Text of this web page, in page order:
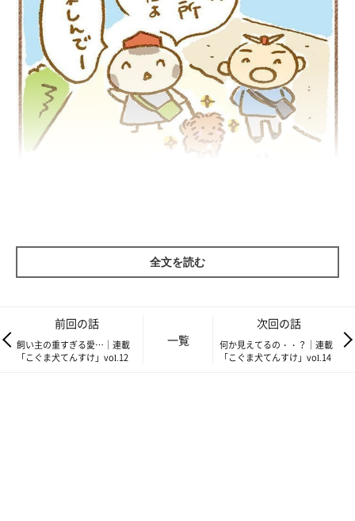
れは楽しんでくれる予感…！と期待して、堤防の下に降りてみま
した。
下は一面の砂地。ひろーい河の横に広がる一面の砂。さくさくし
て歩き辛いけど、てんすけにははじめての足の裏の感触だから、
全文を読む
前回の話
飼い主の重すぎる愛…｜連載
「こぐま犬てんすけ」vol.12
一覧
次回の話
何か見えてるの・・？｜連載
「こぐま犬てんすけ」vol.14